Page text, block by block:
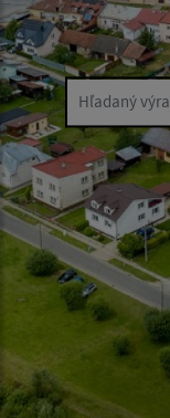
Hľadaný výraz...